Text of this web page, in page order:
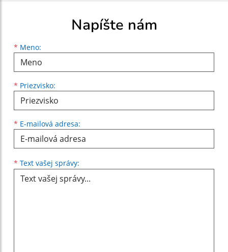
Napíšte nám
* Meno:
Meno
* Priezvisko:
Priezvisko
* E-mailová adresa:
E-mailová adresa
* Text vašej správy: